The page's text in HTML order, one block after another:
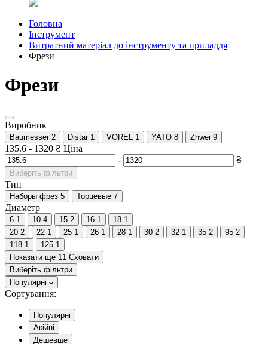
Головна
Інструмент
Витратний матеріал до інструменту та приладдя
Фрези
Фрези
Виробник
Baumesser 2 Distar 1 VOREL 1 YATO 8 Zhwei 9
135.6 - 1320 ₴ Ціна
-
₴
Виберіть фільтри
Тип
Наборы фрез 5 Торцевые 7
Диаметр
6 1 10 4 15 2 16 1 18 1
20 2 22 1 25 1 26 1 28 1 30 2 32 1 35 2 95 2
118 1 125 1
Показати ще 11 Сховати
Виберіть фільтри
Популярні
Сортування:
Популярні
Акійні
Дешевше